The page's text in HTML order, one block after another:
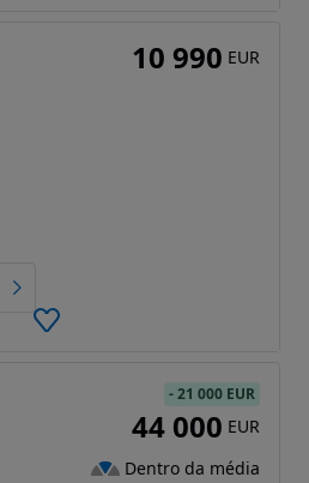
10 990 EUR
-21 000 EUR
44 000 EUR
Dentro da média